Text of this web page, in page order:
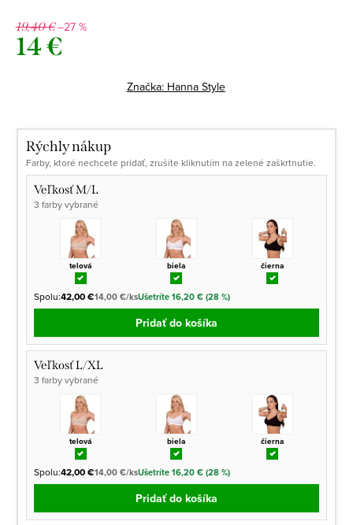
19,40 €–27 %
14 €
Značka: Hanna Style
Rýchly nákup
Farby, ktoré nechcete pridať, zrušíte kliknutím na zelené zaškrtnutie.
Veľkosť M/L
3 farby vybrané
telová biela čierna
Spolu:42,00 €14,00 €/ksUšetríte 16,20 € (28 %)
Pridať do košíka
Veľkosť L/XL
3 farby vybrané
telová biela čierna
Spolu:42,00 €14,00 €/ksUšetríte 16,20 € (28 %)
Pridať do košíka